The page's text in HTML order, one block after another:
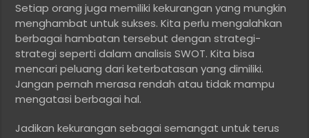
Setiap orang juga memiliki kekurangan yang mungkin
menghambat untuk sukses. Kita perlu mengalahkan
berbagai hambatan tersebut dengan strategi-
strategi seperti dalam analisis SWOT. Kita bisa
mencari peluang dari keterbatasan yang dimiliki.
Jangan pernah merasa rendah atau tidak mampu
mengatasi berbagai hal.
Jadikan kekurangan sebagai semangat untuk terus